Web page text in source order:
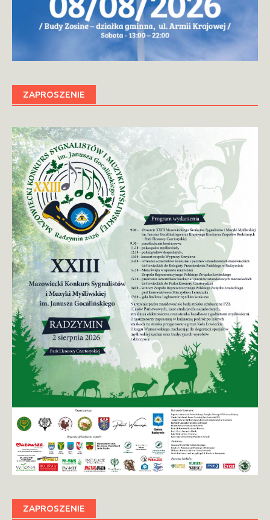
ZAPROSZENIE
ZAPROSZENIE